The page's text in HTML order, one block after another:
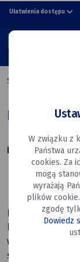
przejdź do
przejdź do treści
przejdź do
RODO
Miasto
Dęblin
Ułatwienia dostępu
Strona główna
RODO
Klauzula
Na podstawie
Parlamentu
kwietnia 2016 r.
w związku z
sprawie
W związku z
Państwa
cookies. Za
mogą
wyrażają
plików cookie.
zgodę
Dowiedz